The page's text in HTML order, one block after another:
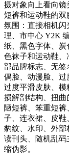
摄对象向上看向
短裤和运动鞋的
氛围：直接相机
理、市中心 Y2K
纸、黑色字体、炭
色袜子和运动鞋
部品牌标志、无
偶脸、动漫脸、过
过度平滑皮肤、
损解剖结构、扭曲
陋短裤、笨重短
子、连衣裙、皮鞋
豹纹、水印、外
读刊头、随机乱
缩伪影。